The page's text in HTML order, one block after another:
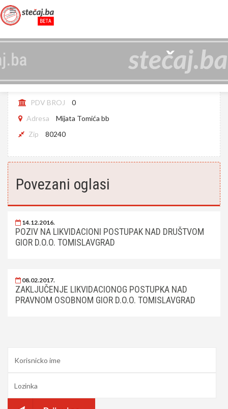
GIOR D.O.O. TOMISLAVGRAD
JIB 4281055410007
PDV BROJ
0
Adresa
Mijata Tomića bb
Zip
80240
Povezani oglasi
14.12.2016.
POZIV NA LIKVIDACIONI POSTUPAK NAD DRUŠTVOM
GIOR D.O.O. TOMISLAVGRAD
08.02.2017.
ZAKLJUČENJE LIKVIDACIONOG POSTUPKA NAD
PRAVNOM OSOBNOM GIOR D.O.O. TOMISLAVGRAD